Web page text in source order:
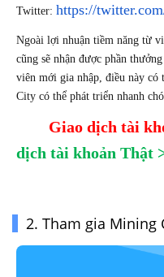
Twitter: https://
Ngoài lợi nhuận tiềm năng từ
cũng sẽ nhận được phần
viên mới gia nhập, điều này
City có thể phát triển nhanh
Giao dịch tài
dịch tài khoản Thật
2. Tham gia Mining